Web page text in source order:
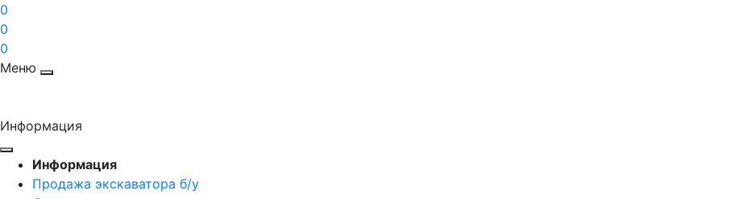
0
0
0
Меню
Информация
Информация
Продажа экскаватора б/у